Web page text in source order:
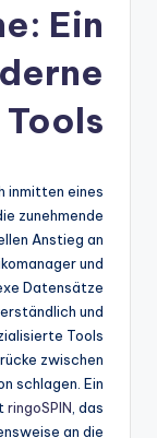
Ein
Tools
inmitten eines
zunehmende
Anstieg an
und
Datensätze
und
Tools
zwischen
schlagen. Ein
ringoSPIN , das
an die